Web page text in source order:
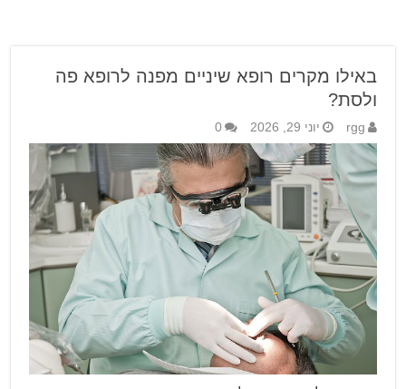
באילו מקרים רופא שיניים מפנה לרופא פה
ולסת?
rgg יוני 29, 2026 0